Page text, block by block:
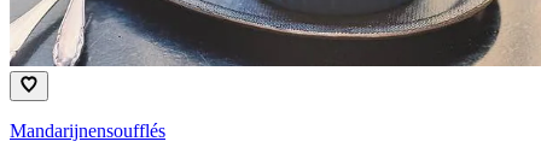
Mandarijnensoufflés